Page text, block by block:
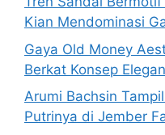
Kian Mendominasi
Gaya Old Money
Berkat Konsep
Arumi Bachsin
Putrinya di Jember